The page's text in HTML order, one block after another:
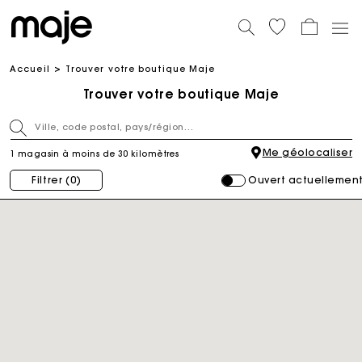
Accueil Trouver votre boutique Maje
Trouver votre boutique Maje
1 magasin à moins de 30 kilomètres Me géolocaliser
Filtrer(0) Ouvert